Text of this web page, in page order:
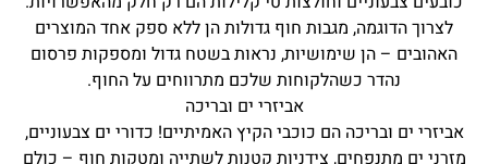
לצרוך הדוגמה, מגבות חוף גדולות הן ללא ספק אחד המוצרים
האהובים – הן שימושיות, נראות בשטח גדול ומספקות פרסום
נהדר כשהלקוחות שלכם מתרווחים על החוף.
אביזרי ים ובריכה
אביזרי ים ובריכה הם כוכבי הקיץ האמיתיים! כדורי ים צבעוניים,
ים מתנפחים, צידניות קטנות לשתייה ומטקות חוף – כולם